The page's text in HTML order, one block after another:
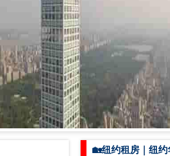
🏡纽约租房｜纽约